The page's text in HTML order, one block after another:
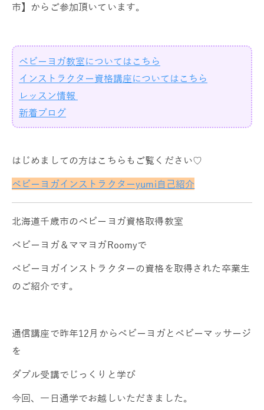
市】からご参加頂いています。
ベビーヨガ教室についてはこちら
インストラクター資格講座についてはこちら
レッスン情報
新着ブログ
はじめましての方はこちらもご覧ください♡
ベビーヨガインストラクターyumi自己紹介
北海道千歳市のベビーヨガ資格取得教室
ベビーヨガ＆ママヨガRoomyで
ベビーヨガインストラクターの資格を取得された卒業生
のご紹介です。
通信講座で昨年12月からベビーヨガとベビーマッサージ
を
ダブル受講でじっくりと学び
今回、一日通学でお越しいただきました。